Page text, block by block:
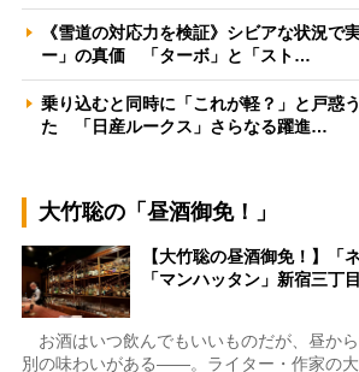
《雪道の対応力を検証》シビアな状況で
ー」の真価 「ターボ」と「スト…
乗り込むと同時に「これが軽？」と戸惑
た 「日産ルークス」さらなる躍進…
大竹聡の「昼酒御免！」
【大竹聡の昼酒御免！】「
「マンハッタン」新宿三丁
お酒はいつ飲んでもいいものだが、昼か
別の味わいがある――。ライター・作家の